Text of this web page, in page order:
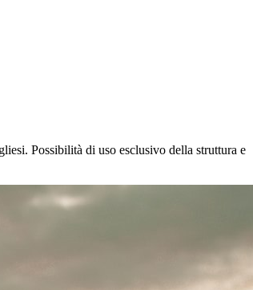
Possibilità di uso esclusivo della struttura e